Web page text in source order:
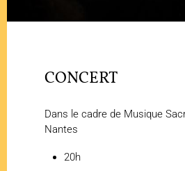
CONCERT
Dans le cadre de Musique
Nantes
20h